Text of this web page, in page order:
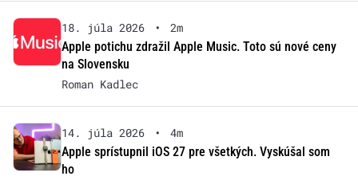
18. júla 2026 •
2m
Apple potichu zdražil Apple Music. Toto sú nové ceny
na Slovensku
Roman Kadlec
14. júla 2026 •
4m
Apple sprístupnil iOS 27 pre všetkých. Vyskúšal som
ho